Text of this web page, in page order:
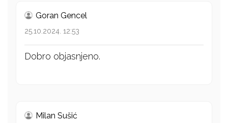
Goran Gencel
25.10.2024. 12:53
Dobro objasnjeno.
Milan Sušić